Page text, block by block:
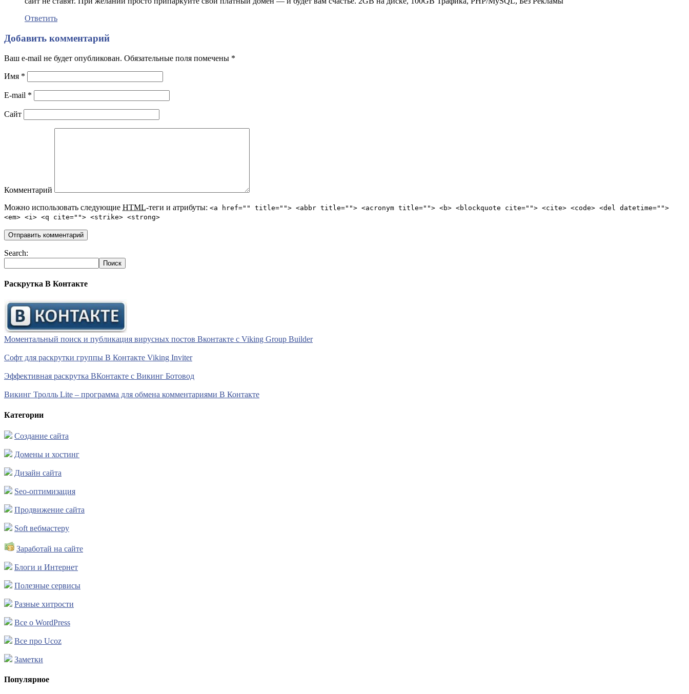
Ответить
Добавить комментарий
Ваш e-mail не будет опубликован. Обязательные поля помечены *
Имя *
E-mail *
Сайт
Комментарий
Можно использовать следующие HTML-теги и атрибуты: <a href="" title=""> <abbr title=""> <acronym title=""> <b> <blockquote cite=""> <cite> <code> <del datetime="">
<em> <i> <q cite=""> <strike> <strong>
Search:
Раскрутка В Контакте
Моментальный поиск и публикация вирусных постов Вконтакте с Viking Group Builder
Софт для раскрутки группы В Контакте Viking Inviter
Эффективная раскрутка ВКонтакте с Викинг Ботовод
Викинг Тролль Lite – программа для обмена комментариями В Контакте
Категории
Создание сайта
Домены и хостинг
Дизайн сайта
Seo-оптимизация
Продвижение сайта
Soft вебмастеру
Заработай на сайте
Блоги и Интернет
Полезные сервисы
Разные хитрости
Все о WordPress
Все про Ucoz
Заметки
Популярное